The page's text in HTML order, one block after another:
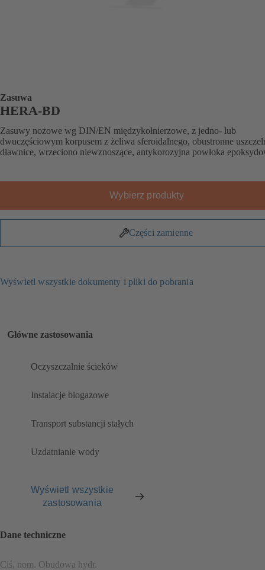
Zasuwa
HERA-BD
Zasuwy nożowe wg DIN/EN międzykołnierzowe, z jedno- lub
dwuczęściowym korpusem z żeliwa sferoidalnego, obustronne
dławnice, wrzeciono niewznoszące, antykorozyjna powłoka
Wybierz produkty
Części zamienne
Wyświetl wszystkie dokumenty i pliki do pobrania
Główne zastosowania
Oczyszczalnie ścieków
Instalacje biogazowe
Transport substancji stałych
Uzdatnianie wody
Wyświetl wszystkie
zastosowania
Dane techniczne
Ciś. nom. Obudowa hydr.